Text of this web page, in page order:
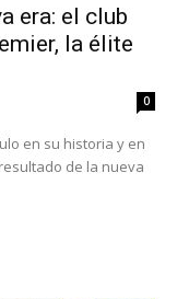
era: el club
la élite
0
en su historia y en